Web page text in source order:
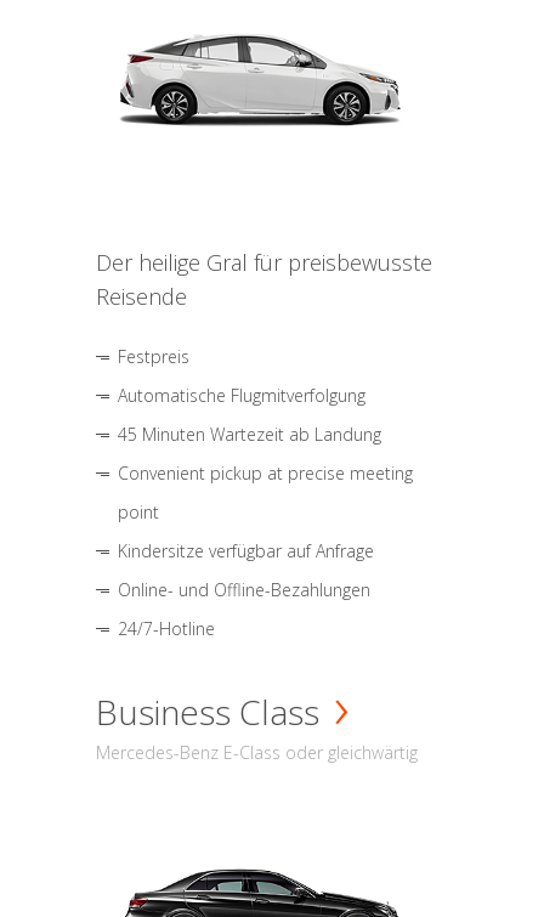
Der heilige Gral für preisbewusste
Reisende
Festpreis
Automatische Flugmitverfolgung
45 Minuten Wartezeit ab Landung
Convenient pickup at precise meeting
point
Kindersitze verfügbar auf Anfrage
Online- und Offline-Bezahlungen
24/7-Hotline
Business Class
Mercedes-Benz E-Class oder gleichwärtig